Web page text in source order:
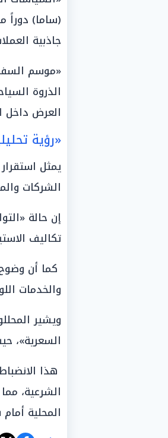
(ساما) دوراً
جاذبية
«موسم
الذروة
العرض داخل
«رؤية
الشركات
تكاليف
كما أن
والخدمات
ويشير
السعرية»،
هذا
الشرعية،
المحلية